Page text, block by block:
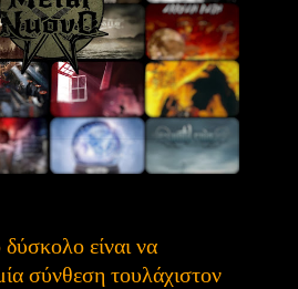
είναι να
σύνθεση τουλάχιστον